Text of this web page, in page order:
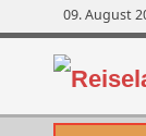
09. August